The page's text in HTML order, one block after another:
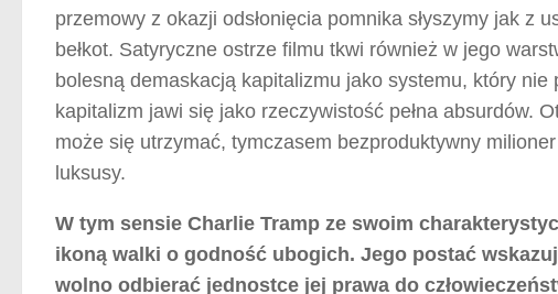
przemowy z okazji odsłonięcia pomnika słyszymy jak z
bełkot. Satyryczne ostrze filmu tkwi również w jego
bolesną demaskacją kapitalizmu jako systemu, który
kapitalizm jawi się jako rzeczywistość pełna absurdów.
może się utrzymać, tymczasem bezproduktywny
luksusy.
W tym sensie Charlie Tramp ze swoim
ikoną walki o godność ubogich. Jego postać
wolno odbierać jednostce jej prawa do